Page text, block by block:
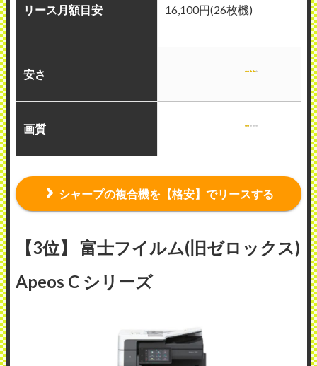
リース月額目安 16,100円(26枚機)
安さ
画質
シャープの複合機を【格安】でリースする
【3位】 富士フイルム(旧ゼロックス)
Apeos C シリーズ